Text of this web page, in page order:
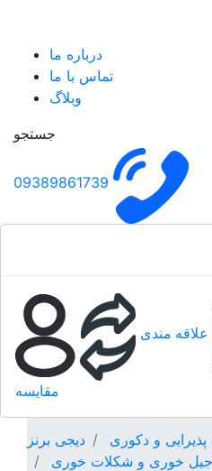
درباره ما
تماس با ما
وبلاگ
جستجو
09389861739
علاقه مندی
مقایسه
دیجی برنز
و دکوری
خوری و شکلات خوری